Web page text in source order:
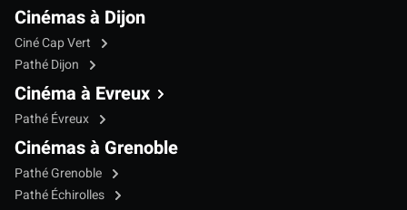
Cinémas à Dijon
Ciné Cap Vert
Pathé Dijon
Cinéma à Evreux
Pathé Évreux
Cinémas à Grenoble
Pathé Grenoble
Pathé Échirolles